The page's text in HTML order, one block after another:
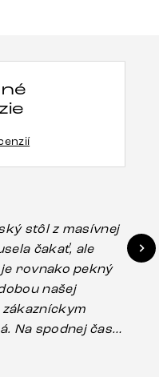
stôl z masívnej
čakať, ale
rovnako pekný
našej
Na spodnej časti
pravdepodobne